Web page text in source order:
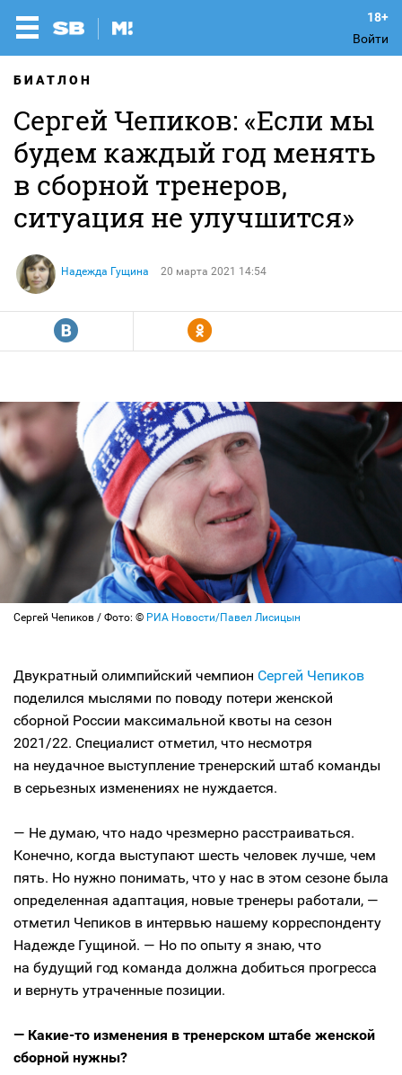
Войти
БИАТЛОН
Сергей Чепиков: «Если мы
будем каждый год менять
в сборной тренеров,
ситуация не улучшится»
Надежда Гущина 20 марта 2021 14:54
R Y
Сергей Чепиков / Фото: © РИА Новости/Павел Лисицын
Двукратный олимпийский чемпион Сергей Чепиков
поделился мыслями по поводу потери женской
сборной России максимальной квоты на сезон
2021/22. Специалист отметил, что несмотря
на неудачное выступление тренерский штаб команды
в серьезных изменениях не нуждается.
— Не думаю, что надо чрезмерно расстраиваться.
Конечно, когда выступают шесть человек лучше, чем
пять. Но нужно понимать, что у нас в этом сезоне была
определенная адаптация, новые тренеры работали, —
отметил Чепиков в интервью нашему корреспонденту
Надежде Гущиной. — Но по опыту я знаю, что
на будущий год команда должна добиться прогресса
и вернуть утраченные позиции.
— Какие-то изменения в тренерском штабе женской
сборной нужны?